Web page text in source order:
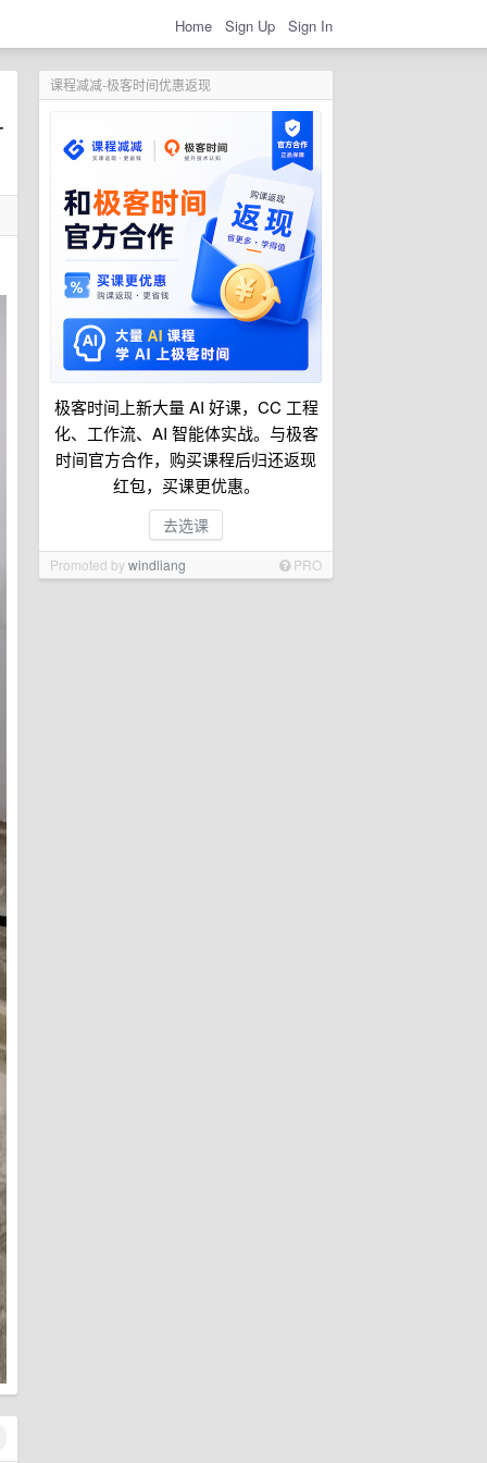
Home Sign Up Sign In
课程减减-极客时间优惠返现
极客时间上新大量 AI 好课，CC 工程
化、工作流、AI 智能体实战。与极客
时间官方合作，购买课程后归还返现
红包，买课更优惠。
去选课
Promoted bywindliang PRO